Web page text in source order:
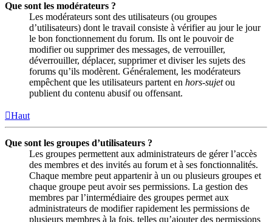
Que sont les modérateurs ?
Les modérateurs sont des utilisateurs (ou groupes
d’utilisateurs) dont le travail consiste à vérifier au jour le jour
le bon fonctionnement du forum. Ils ont le pouvoir de
modifier ou supprimer des messages, de verrouiller,
déverrouiller, déplacer, supprimer et diviser les sujets des
forums qu’ils modèrent. Généralement, les modérateurs
empêchent que les utilisateurs partent en hors-sujetou
publient du contenu abusif ou offensant.
Haut
Que sont les groupes d’utilisateurs ?
Les groupes permettent aux administrateurs de gérer l’accès
des membres et des invités au forum et à ses fonctionnalités.
Chaque membre peut appartenir à un ou plusieurs groupes et
chaque groupe peut avoir ses permissions. La gestion des
membres par l’intermédiaire des groupes permet aux
administrateurs de modifier rapidement les permissions de
plusieurs membres à la fois, telles qu’ajouter des permissions